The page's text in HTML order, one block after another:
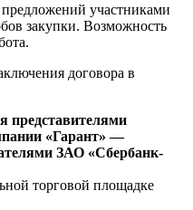
участниками
закупки. Возможность
договора в
представителями
«Гарант» —
ЗАО «Сбербанк-
торговой площадке